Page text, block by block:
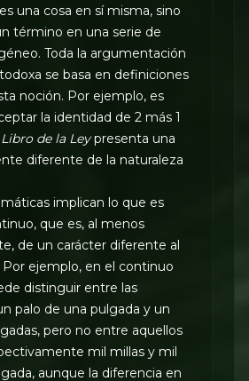
una cosa en sí misma, sino
término en una serie de
Toda la argumentación
se basa en definiciones
noción. Por ejemplo, es
la identidad de 2 más 1
de la Leypresenta una
diferente de la naturaleza
implican lo que es
que es, al menos
de un carácter diferente al
ejemplo, en el continuo
distinguir entre las
palo de una pulgada y un
pero no entre aquellos
mil millas y mil
aunque la diferencia en